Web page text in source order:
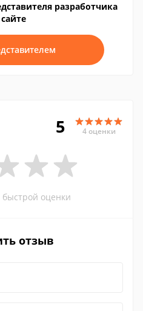
разработчика
5 4 оценки
оценки
отзыв